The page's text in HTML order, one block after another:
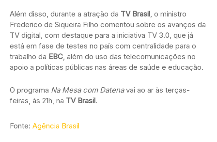
Além disso, durante a atração da TV Brasil, o ministro
Frederico de Siqueira Filho comentou sobre os avanços da
TV digital, com destaque para a iniciativa TV 3.0, que já
está em fase de testes no país com centralidade para o
trabalho da EBC, além do uso das telecomunicações no
apoio a políticas públicas nas áreas de saúde e educação.
O programa Na Mesa com Datenavai ao ar às terças-
feiras, às 21h, na TV Brasil.
Fonte: Agência Brasil